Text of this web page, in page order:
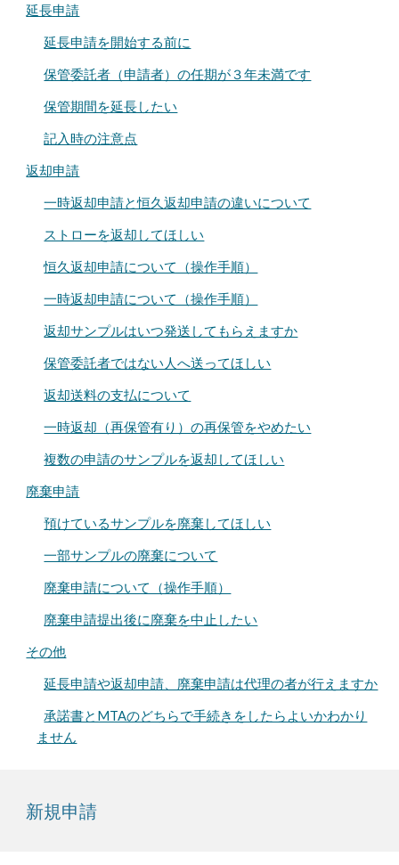
延長申請
延長申請を開始する前に
保管委託者（申請者）の任期が３年未満です
保管期間を延長したい
記入時の注意点
返却申請
一時返却申請と恒久返却申請の違いについて
ストローを返却してほしい
恒久返却申請について（操作手順）
一時返却申請について（操作手順）
返却サンプルはいつ発送してもらえますか
保管委託者ではない人へ送ってほしい
返却送料の支払について
一時返却（再保管有り）の再保管をやめたい
複数の申請のサンプルを返却してほしい
廃棄申請
預けているサンプルを廃棄してほしい
一部サンプルの廃棄について
廃棄申請について（操作手順）
廃棄申請提出後に廃棄を中止したい
その他
延長申請や返却申請、廃棄申請は代理の者が行えますか
承諾書とMTAのどちらで手続きをしたらよいかわかり
ません
新規申請